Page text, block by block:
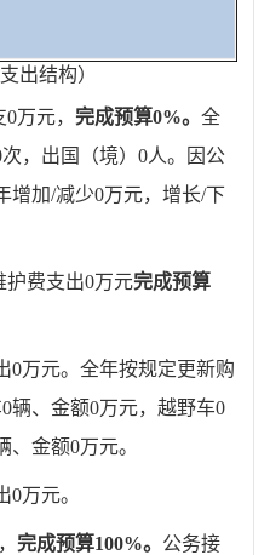
出结构）
0万元， 完成预算0%。全
次，出国（境）0人。因公
增加/减少0万元，增长/下
护费支出0万元完成预算
0万元。全年按规定更新购
0辆、金额0万元，越野车0
、金额0万元。
0万元。
完成预算100%。 公务接